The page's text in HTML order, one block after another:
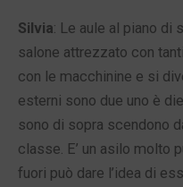
Silvia: Le aule al piano di
salone attrezzato con
con le macchinine e si
esterni sono due uno è
sono di sopra scendono
classe. E’ un asilo molto
fuori può dare l’idea di